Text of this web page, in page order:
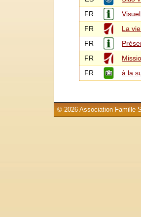
FR
FR
La
FR
FR
FR
à la
© 2026 Association Famille